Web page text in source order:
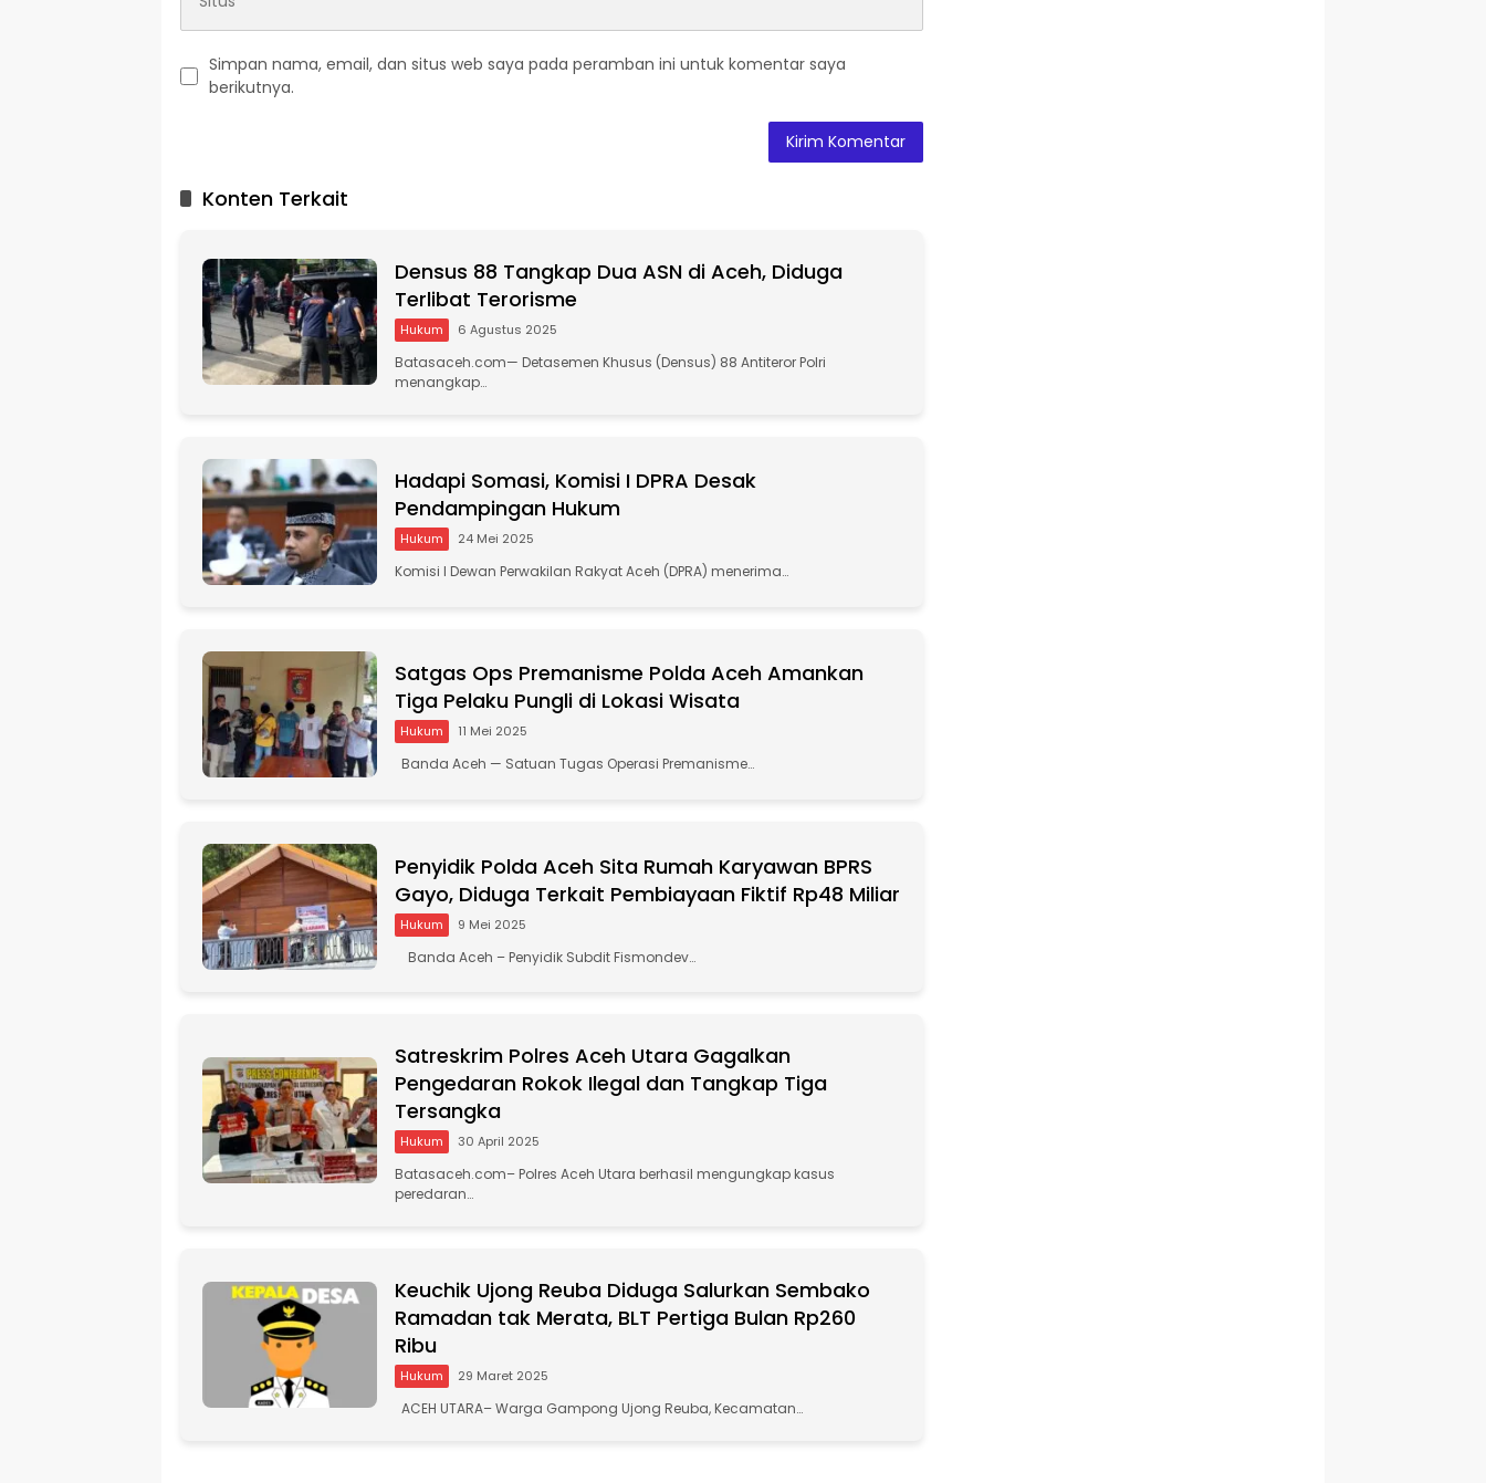
Simpan nama, email, dan situs web saya pada peramban ini untuk komentar saya
berikutnya.
e Konten Terkait
Densus 88 Tangkap Dua ASN di Aceh, Diduga
Terlibat Terorisme
Hukum 6 Agustus 2025
Batasaceh.com— Detasemen Khusus (Densus) 88 Antiteror Polri
menangkap…
Hadapi Somasi, Komisi I DPRA Desak
Pendampingan Hukum
Hukum 24 Mei 2025
Komisi I Dewan Perwakilan Rakyat Aceh (DPRA) menerima…
Satgas Ops Premanisme Polda Aceh Amankan
Tiga Pelaku Pungli di Lokasi Wisata
Hukum 11 Mei 2025
Banda Aceh — Satuan Tugas Operasi Premanisme…
Penyidik Polda Aceh Sita Rumah Karyawan BPRS
Gayo, Diduga Terkait Pembiayaan Fiktif Rp48 Miliar
Hukum 9 Mei 2025
Banda Aceh – Penyidik Subdit Fismondev…
Satreskrim Polres Aceh Utara Gagalkan
Pengedaran Rokok Ilegal dan Tangkap Tiga
Tersangka
Hukum 30 April 2025
Batasaceh.com– Polres Aceh Utara berhasil mengungkap kasus
peredaran…
Keuchik Ujong Reuba Diduga Salurkan Sembako
Ramadan tak Merata, BLT Pertiga Bulan Rp260
Ribu
Hukum 29 Maret 2025
ACEH UTARA– Warga Gampong Ujong Reuba, Kecamatan…